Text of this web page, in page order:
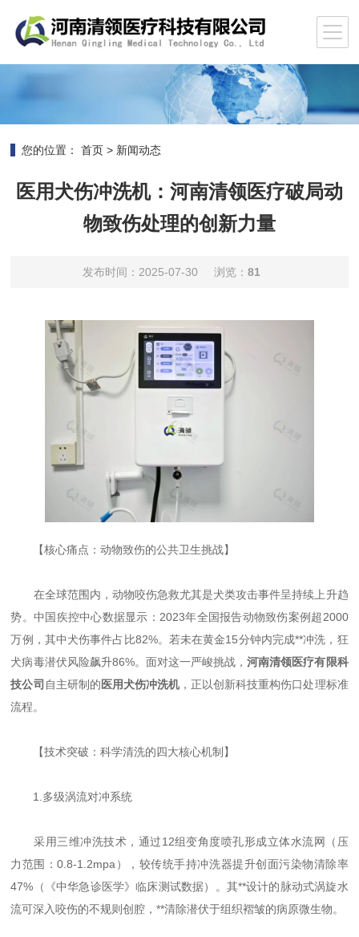
您的位置： 首页 > 新闻动态
医用犬伤冲洗机：河南清领医疗破局动
物致伤处理的创新力量
发布时间：2025-07-30 浏览： 81
【核心痛点：动物致伤的公共卫生挑战】
在全球范围内，动物咬伤急救尤其是犬类攻击事件呈持续上升趋
势。中国疾控中心数据显示：2023年全国报告动物致伤案例超2000
万例，其中犬伤事件占比82%。若未在黄金15分钟内完成**冲洗，狂
犬病毒潜伏风险飙升86%。面对这一严峻挑战，河南清领医疗有限科
技公司 自主研制的医用犬伤冲洗机，正以创新科技重构伤口处理标准
流程。
【技术突破：科学清洗的四大核心机制】
1.多级涡流对冲系统
采用三维冲洗技术，通过12组变角度喷孔形成立体水流网（压
力范围：0.8-1.2mpa），较传统手持冲洗器提升创面污染物清除率
47%（《中华急诊医学》临床测试数据）。其**设计的脉动式涡旋水
流可深入咬伤的不规则创腔，**清除潜伏于组织褶皱的病原微生物。